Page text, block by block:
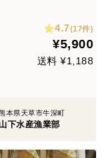
しさ♪
4.7(17件)
¥5,900
送料 ¥1,188
本県天草市牛深町
山下水産漁業部